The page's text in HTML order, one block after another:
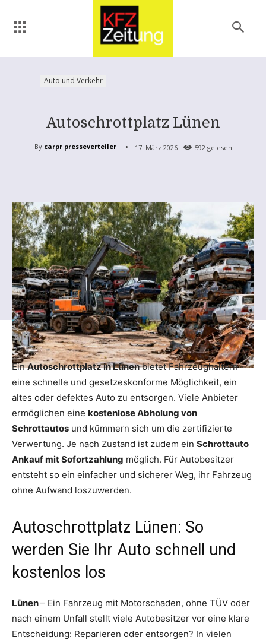
Auto und Verkehr
Autoschrottplatz Lünen
By carpr presseverteiler 17. März 2026 592 gelesen
EinAutoschrottplatz in Lünenbietet Fahrzeughaltern
eine schnelle und gesetzeskonforme Möglichkeit, ein
altes oder defektes Auto zu entsorgen. Viele Anbieter
ermöglichen eine kostenlose Abholung von
Schrottautos und kümmern sich um die zertifizierte
Verwertung. Je nach Zustand ist zudem ein Schrottauto
Ankauf mit Sofortzahlung möglich. Für Autobesitzer
entsteht so ein einfacher und sicherer Weg, ihr Fahrzeug
ohne Aufwand loszuwerden.
Autoschrottplatz Lünen: So
werden Sie Ihr Auto schnell und
kostenlos los
Lünen– Ein Fahrzeug mit Motorschaden, ohne TÜV oder
nach einem Unfall stellt viele Autobesitzer vor eine klare
Entscheidung: Reparieren oder entsorgen? In vielen